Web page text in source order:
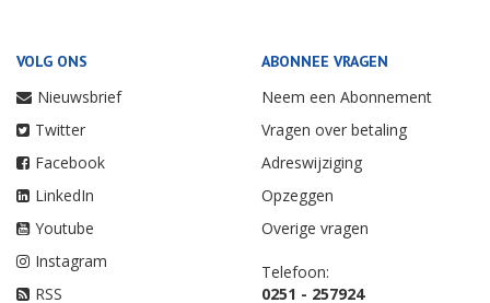
VOLG ONS
Nieuwsbrief
Twitter
Facebook
LinkedIn
Youtube
Instagram
RSS
ABONNEE VRAGEN
Neem een Abonnement
Vragen over betaling
Adreswijziging
Opzeggen
Overige vragen
Telefoon:
0251 - 257924